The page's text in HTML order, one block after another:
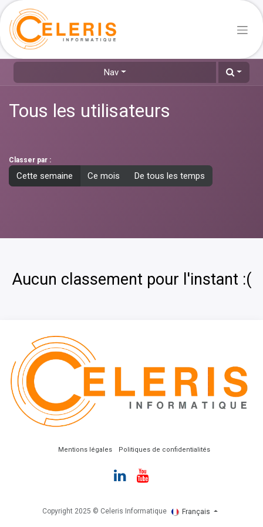
Nav
Tous les utilisateurs
Classer par :
Cette semaine Ce mois De tous les temps
Aucun classement pour l'instant :(
Mentions​ légales Politiques de confidentialités
Copyright 2025 © Celeris Informatique Français